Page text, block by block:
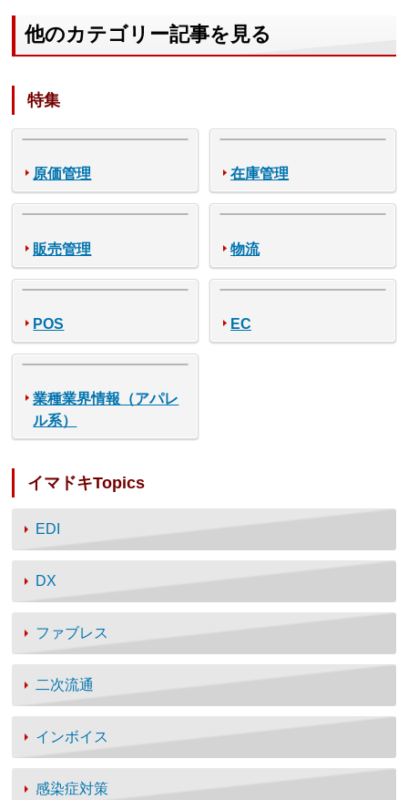
他のカテゴリー記事を見る
特集
原価管理 在庫管理
販売管理 物流
POS EC
業種業界情報（アパレ
ル系）
イマドキTopics
EDI
DX
ファブレス
二次流通
インボイス
感染症対策